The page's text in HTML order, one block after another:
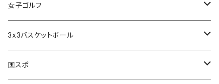
アルカディア奈良 - ファンクラブ入会 -
橋本大夢
女子ゴルフ
久世 夏乃香
3x3バスケットボール
奈良グレートブッターズ
国スポ